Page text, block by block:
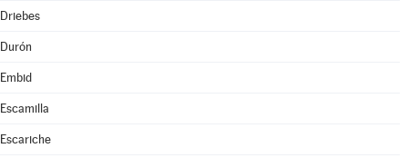
Driebes
Durón
Embid
Escamilla
Escariche